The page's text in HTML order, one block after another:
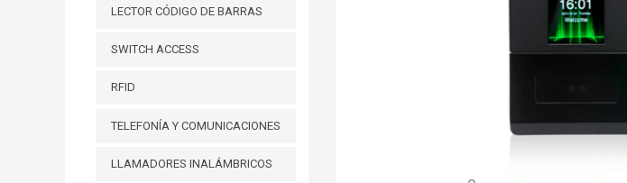
LECTOR CÓDIGO DE BARRAS
SWITCH ACCESS
RFID
TELEFONÍA Y COMUNICACIONES
LLAMADORES INALÁMBRICOS